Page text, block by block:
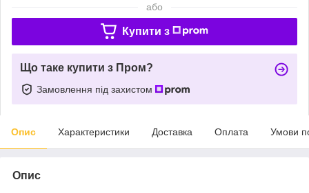
або
Купити з
Що таке купити з Пром?
Замовлення під захистом
Опис Характеристики Доставка Оплата Умови
Опис